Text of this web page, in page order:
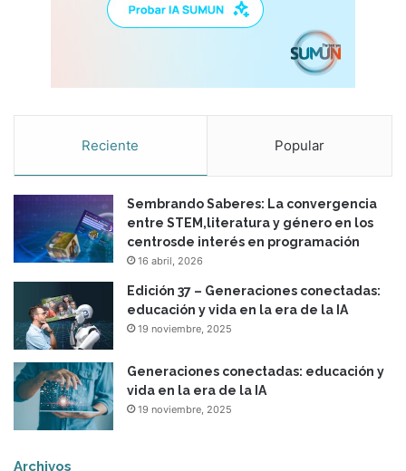
Reciente Popular
Sembrando Saberes: La convergencia
entre STEM,literatura y género en los
centrosde interés en programación
16 abril, 2026
Edición 37 – Generaciones conectadas:
educación y vida en la era de la IA
19 noviembre, 2025
Generaciones conectadas: educación y
vida en la era de la IA
19 noviembre, 2025
Archivos